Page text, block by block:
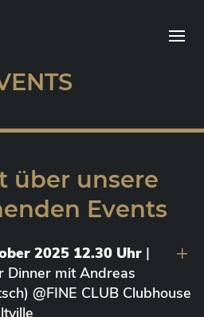
über unsere
Events
2025 12.30 Uhr |
Dinner mit Andreas
@FINE CLUB Clubhouse